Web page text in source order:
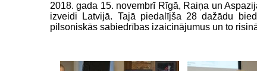
2018. gada 15. novembrī Rīgā, Raiņa un
izveidi Latvijā. Tajā piedalījša 28 dažādu
pilsoniskās sabiedrības izaicinājumus un to